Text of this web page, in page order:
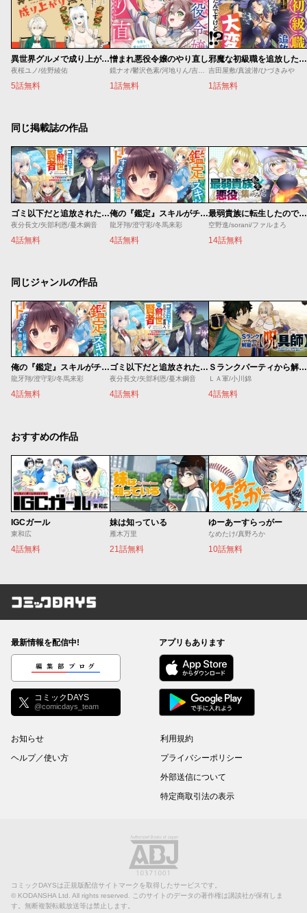
異世界グルメで成り上がり無双～山に追放されたので、のんびりキャンプを楽しんでいたらいつの間にか強くなっていて、王侯貴族や実力者たちが俺を放っておいてくれません。一方、俺を追放した貴族たちは破滅が始まる～
夜桜ユノ/佐野綾佑
5話無料
憎まれ悪役令嬢のやり直し
1話無料
邪魔な初級職を追放したら、大変なことになっちゃったんですけど！？～追放された初級職【アイテム師】が自分の居場所を見つけるまで外伝
吉田屋敷/真波潜/ひづきみや
1話無料
同じ掲載誌の作品
ゴミ以下だと追放された使用人、実は前世賢者です ～史上最強の賢者、世界最高峰の学園に通う～
夜分長文/矢部利恩/蔓木鋼音
4話無料
俺の『鑑定』スキルがチートすぎて
龍牙翔/澄守彩/冬馬来彩
4話無料
最弱貴族に転生したので悪役たちを集めてみた
空野進/sorani/ファルまろ
14話無料
同じジャンルの作品
俺の『鑑定』スキルがチートすぎて
龍牙翔/澄守彩/冬馬来彩
4話無料
ゴミ以下だと追放された使用人、実は前世賢者です ～史上最強の賢者、世界最高峰の学園に通う～
夜分長文/矢部利恩/蔓木鋼音
4話無料
Ｓランクパーティから解雇された【呪具師】～『呪いのアイテム』しか作れませんが、その性能はアーティファクト級なり……！～
ＬＡ軍/小川錦
4話無料
おすすめの作品
IGCガール
東和広
4話無料
妹は知っている
雁木万里
21話無料
ゆーあーすらっがー
なめたけ/真野ろか
10話無料
コミックDAYS
最新情報を配信中!
編集部ブログ
コミックDAYS
@comicdays_team
アプリもあります
お知らせ
ヘルプ／使い方
利用規約
プライバシーポリシー
外部送信について
特定商取引法の表示
コミックDAYSは正規版配信サイトマークを取得したサービスです。
© KODANSHA Ltd. All rights reserved. このサイトのデータの著作権は講談社が保有しま
す。無断複製転載放送等は禁止します。